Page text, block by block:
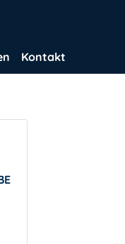
Kontakt